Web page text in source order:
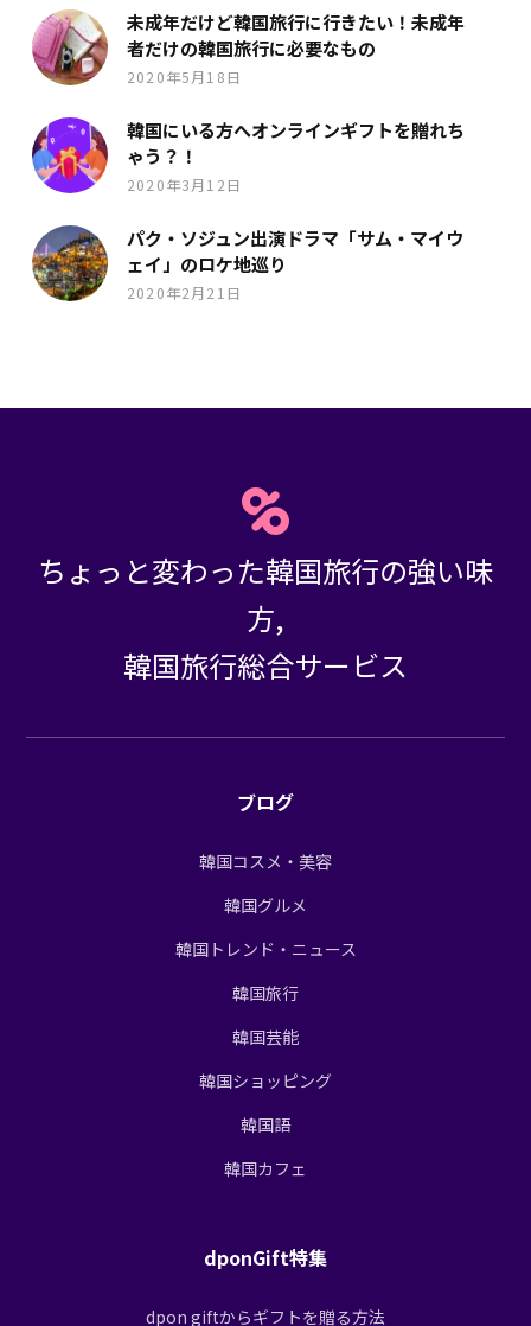
未成年だけど韓国旅行に行きたい！未成年
者だけの韓国旅行に必要なもの
2020年5月18日
韓国にいる方へオンラインギフトを贈れち
ゃう？！
2020年3月12日
パク・ソジュン出演ドラマ「サム・マイウ
ェイ」のロケ地巡り
2020年2月21日
ちょっと変わった韓国旅行の強い味
方,
韓国旅行総合サービス
ブログ
韓国コスメ・美容
韓国グルメ
韓国トレンド・ニュース
韓国旅行
韓国芸能
韓国ショッピング
韓国語
韓国カフェ
dponGift特集
dpon giftからギフトを贈る方法